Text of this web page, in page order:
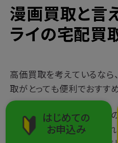
はじめての
お申込み
漫画買取と言
ライの宅配買
高価買取を考えているなら
取がとっても便利でおすすめ
ブックサプライは、2000年
人以上の利用者に利用さ